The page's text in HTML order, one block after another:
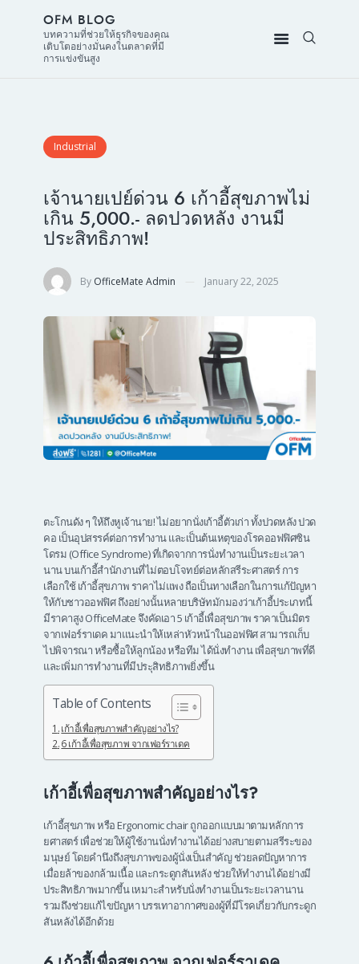
OFM BLOG
บทความที่ช่วยให้ธุรกิจของคุณ
เติบโตอย่างมั่นคงในตลาดที่มี
การแข่งขันสูง
Industrial
เจ้านายเปย์ด่วน 6 เก้าอี้สุขภาพไม่
เกิน 5,000.- ลดปวดหลัง งานมี
ประสิทธิภาพ!
By OfficeMate Admin January 22, 2025
ตะโกนดัง ๆ ให้ถึงหูเจ้านาย! ไม่อยากนั่งเก้าอี้ตัวเก่า ทั้งปวดหลัง ปวด
คอ เป็นอุปสรรค์ต่อการทำงาน และเป็นต้นเหตุของโรคออฟฟิศซิน
โดรม (Office Syndrome) ที่เกิดจากการนั่งทำงานเป็นระยะเวลา
นาน บนเก้าอี้สำนักงานที่ไม่ตอบโจทย์ต่อหลักสรีระศาสตร์ การ
เลือกใช้ เก้าอี้สุขภาพ ราคาไม่แพง ถือเป็นทางเลือกในการแก้ปัญหา
ให้กับชาวออฟฟิศ ถึงอย่างนั้นหลายบริษัทมักมองว่าเก้าอี้ประเภทนี้
มีราคาสูง OfficeMate จึงคัดเอา 5 เก้าอี้เพื่อสุขภาพ ราคาเป็นมิตร
จากเฟอร์ราเดค มาแนะนำให้เหล่าหัวหน้าในออฟฟิศ สามารถเก็บ
ไปพิจารณา หรือซื้อให้ลูกน้อง หรือทีม ได้นั่งทำงาน เพื่อสุขภาพที่ดี
และเพิ่มการทำงานที่มีประุสิทธิภาพยิ่งขึ้น
Table of Contents
เก้าอี้เพื่อสุขภาพสำคัญอย่างไร?
6 เก้าอี้เพื่อสุขภาพ จากเฟอร์ราเดค
เก้าอี้เพื่อสุขภาพสำคัญอย่างไร?
เก้าอี้สุขภาพ หรือ Ergonomic chair ถูกออกแบบมาตามหลักการ
ยศาสตร์ เพื่อช่วยให้ผู้ใช้งานนั่งทำงานได้อย่างสบายตามสรีระของ
มนุษย์ โดยคำนึงถึงสุขภาพของผู้นั่งเป็นสำคัญ ช่วยลดปัญหาการ
เมื่อยล้าของกล้ามเนื้อ และกระดูกสันหลัง ช่วยให้ทำงานได้อย่างมี
ประสิทธิภาพมากขึ้น เหมาะสำหรับนั่งทำงานเป็นระยะเวลานาน
รวมถึงช่วยแก้ไขปัญหา บรรเทาอากาศของผู้ที่มีโรคเกี่ยวกับกระดูก
สันหลังได้อีกด้วย